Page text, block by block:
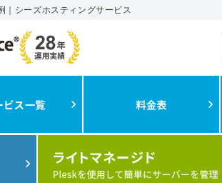
｜シーズホスティングサービス